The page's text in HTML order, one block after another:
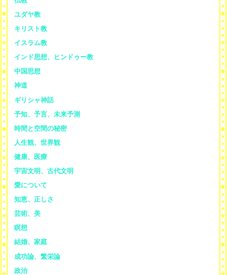
ユダヤ教
キリスト教
イスラム教
インド思想、ヒンドゥー教
中国思想
神道
ギリシャ神話
予知、予言、未来予測
時間と空間の秘密
人生観、世界観
健康、医療
宇宙文明、古代文明
愛について
知恵、正しさ
芸術、美
瞑想
結婚、家庭
成功論、繁栄論
政治